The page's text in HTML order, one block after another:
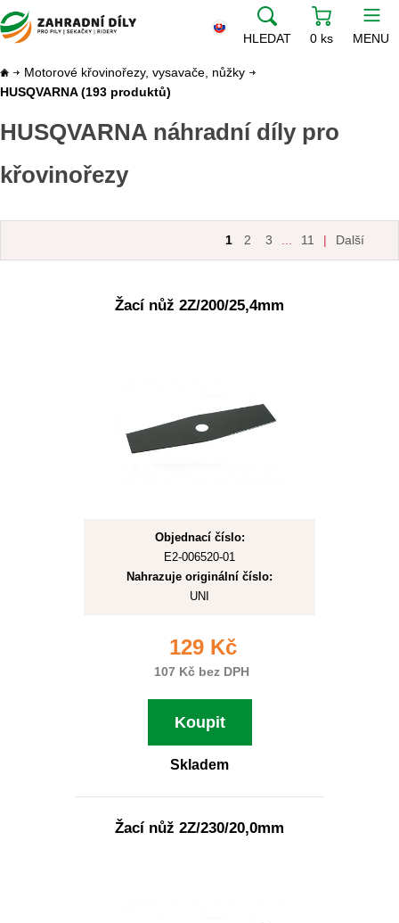
HLEDAT 0 ks MENU
Motorové křovinořezy, vysavače, nůžky
HUSQVARNA(193 produktů)
HUSQVARNA náhradní díly pro
křovinořezy
1 2 3 11 | Další
Žací nůž 2Z/200/25,4mm
Objednací číslo:
E2-006520-01
Nahrazuje originální číslo:
UNI
129 Kč
107 Kč bez DPH
Koupit
Skladem
Žací nůž 2Z/230/20,0mm